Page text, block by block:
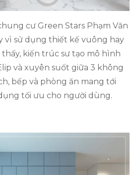
cư Green Stars Phạm Văn
vì sử dụng thiết kế vuông hay
kiến trúc sư tạo mô hình
và xuyên suốt giữa 3 không
bếp và phòng ăn mang tới
tối ưu cho người dùng.